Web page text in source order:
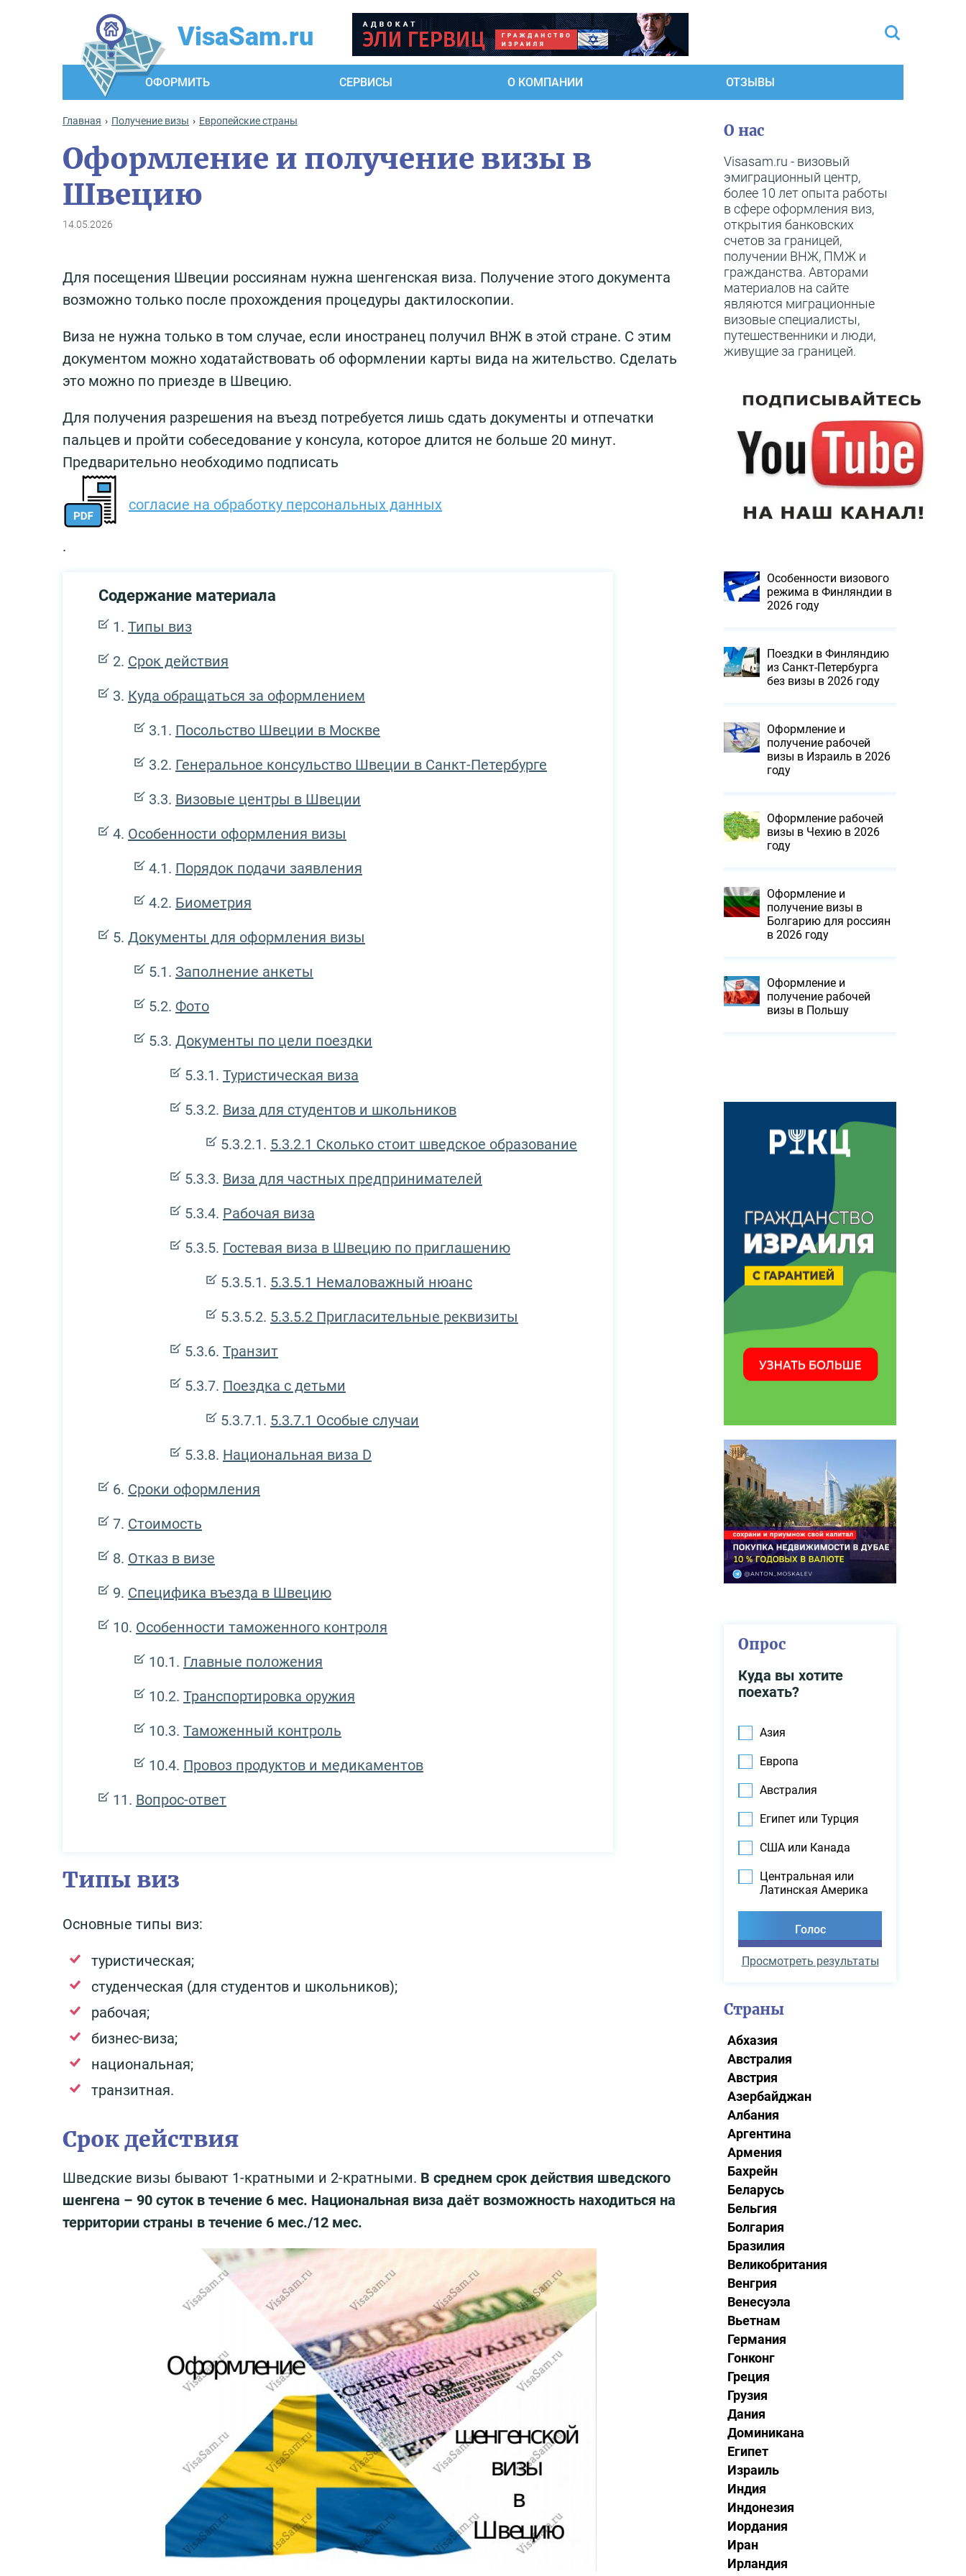
VisaSam.ru
ОФОРМИТЬ СЕРВИСЫ О КОМПАНИИ ОТЗЫВЫ
Главная Получение визы Европейские страны
Оформление и получение визы в
Швецию
14.05.2026
Для посещения Швеции россиянам нужна шенгенская виза. Получение этого документа
возможно только после прохождения процедуры дактилоскопии.
Виза не нужна только в том случае, если иностранец получил ВНЖ в этой стране. С этим
документом можно ходатайствовать об оформлении карты вида на жительство. Сделать
это можно по приезде в Швецию.
Для получения разрешения на въезд потребуется лишь сдать документы и отпечатки
пальцев и пройти собеседование у консула, которое длится не больше 20 минут.
Предварительно необходимо подписать
согласие на обработку персональных данных
.
Содержание материала
Типы виз
Срок действия
Куда обращаться за оформлением
Посольство Швеции в Москве
Генеральное консульство Швеции в Санкт-Петербурге
Визовые центры в Швеции
Особенности оформления визы
Порядок подачи заявления
Биометрия
Документы для оформления визы
Заполнение анкеты
Фото
Документы по цели поездки
Туристическая виза
Виза для студентов и школьников
5.3.2.1 Сколько стоит шведское образование
Виза для частных предпринимателей
Рабочая виза
Гостевая виза в Швецию по приглашению
5.3.5.1 Немаловажный нюанс
5.3.5.2 Пригласительные реквизиты
Транзит
Поездка с детьми
5.3.7.1 Особые случаи
Национальная виза D
Сроки оформления
Стоимость
Отказ в визе
Специфика въезда в Швецию
Особенности таможенного контроля
Главные положения
Транспортировка оружия
Таможенный контроль
Провоз продуктов и медикаментов
Вопрос-ответ
Типы виз
Основные типы виз:
туристическая;
студенческая (для студентов и школьников);
рабочая;
бизнес-виза;
национальная;
транзитная.
Срок действия
Шведские визы бывают 1-кратными и 2-кратными. В среднем срок действия шведского
шенгена – 90 суток в течение 6 мес. Национальная виза даёт возможность находиться на
территории страны в течение 6 мес./12 мес.
О нас
Visasam.ru - визовый
эмиграционный центр,
более 10 лет опыта работы
в сфере оформления виз,
открытия банковских
счетов за границей,
получении ВНЖ, ПМЖ и
гражданства. Авторами
материалов на сайте
являются миграционные
визовые специалисты,
путешественники и люди,
живущие за границей.
Особенности визового
режима в Финляндии в
2026 году
Поездки в Финляндию
из Санкт-Петербурга
без визы в 2026 году
Оформление и
получение рабочей
визы в Израиль в 2026
году
Оформление рабочей
визы в Чехию в 2026
году
Оформление и
получение визы в
Болгарию для россиян
в 2026 году
Оформление и
получение рабочей
визы в Польшу
Опрос
Куда вы хотите
поехать?
Азия
Европа
Австралия
Египет или Турция
США или Канада
Центральная или
Латинская Америка
Просмотреть результаты
Страны
Абхазия
Австралия
Австрия
Азербайджан
Албания
Аргентина
Армения
Бахрейн
Беларусь
Бельгия
Болгария
Бразилия
Великобритания
Венгрия
Венесуэла
Вьетнам
Германия
Гонконг
Греция
Грузия
Дания
Доминикана
Египет
Израиль
Индия
Индонезия
Иордания
Иран
Ирландия